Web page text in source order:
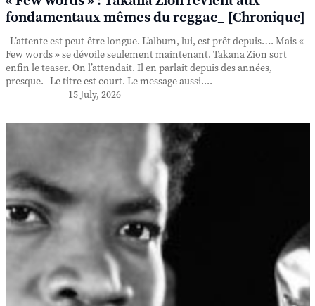
fondamentaux mêmes du reggae_ [Chronique]
L’attente est peut-être longue. L’album, lui, est prêt depuis…. Mais «
Few words » se dévoile seulement maintenant. Takana Zion sort
enfin le teaser. On l’attendait. Il en parlait depuis des années,
presque. Le titre est court. Le message aussi....
15 July, 2026